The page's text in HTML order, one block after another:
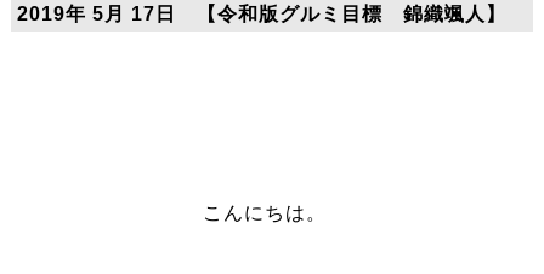
2019年 5月 17日 【令和版グルミ目標 錦織颯人】
こんにちは。